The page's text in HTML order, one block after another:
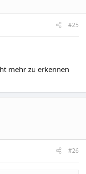
#25
mehr zu erkennen
#26